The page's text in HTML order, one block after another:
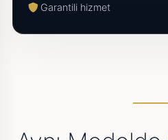
Garantili hizmet